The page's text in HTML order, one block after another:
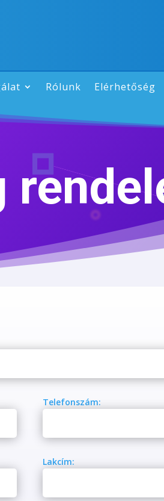
Rólunk Elérhetőség
Telefonszám:
Lakcím: